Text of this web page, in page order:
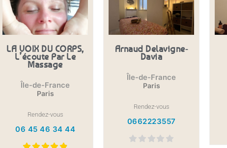
LA VOIX DU CORPS,
L’écoute Par Le
Massage
Île-de-France
Paris
Rendez-vous
06 45 46 34 44
Arnaud Delavigne-
Davia
Île-de-France
Paris
Rendez-vous
0662223557